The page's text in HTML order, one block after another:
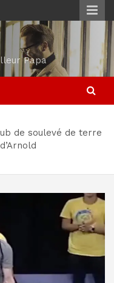
Papa
de soulevé de terre